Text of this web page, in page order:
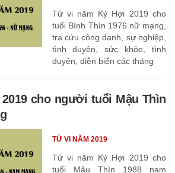
Tử vi năm Kỷ Hợi 2019 cho
tuổi Bính Thìn 1976 nữ mạng,
tra cứu công danh, sự nghiệp,
tình duyên, sức khỏe, tình
duyên, diễn biến các tháng
cho người tuổi Mậu Thìn
Tử vi năm Kỷ Hợi 2019 cho
tuổi Mậu Thìn 1988 nam
TỬ VI NĂM 2019